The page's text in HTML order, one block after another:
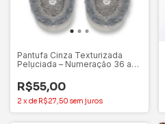
Pantufa Cinza Texturizada
Peluciada – Numeração 36 ao
R$55,00
2 xde R$27,50 sem juros